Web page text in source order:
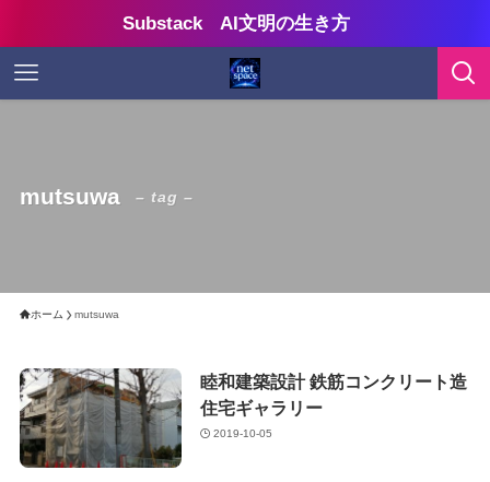
Substack AI文明の生き方
mutsuwa – tag –
ホーム mutsuwa
睦和建築設計 鉄筋コンクリート造
住宅ギャラリー
2019-10-05